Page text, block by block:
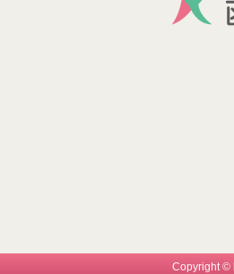
Copyright ©